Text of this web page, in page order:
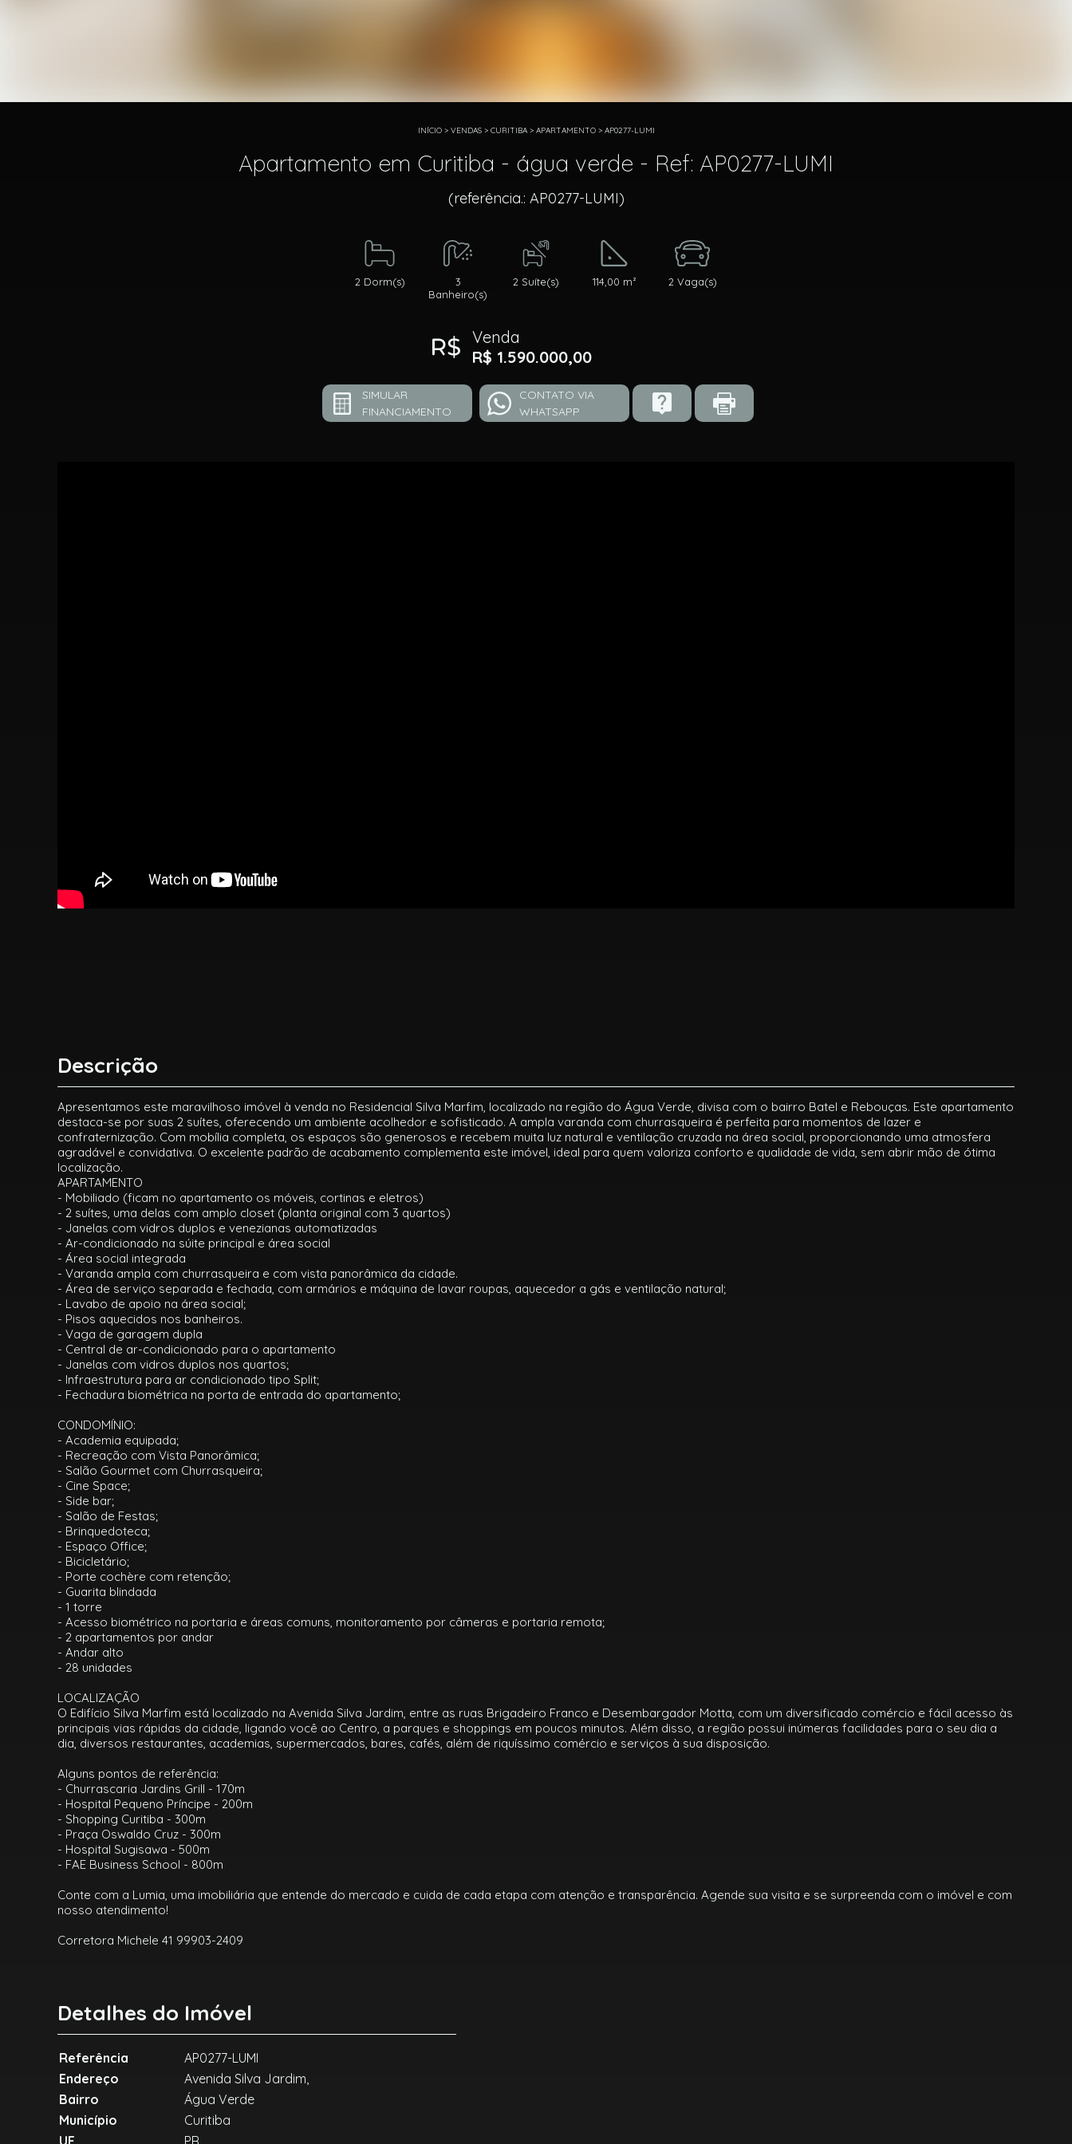
INÍCIO> VENDAS> CURITIBA> APARTAMENTO> AP0277-LUMI
Apartamento em Curitiba - água verde - Ref: AP0277-LUMI
(referência.: AP0277-LUMI)
2 Dorm(s)
3
Banheiro(s)
2 Suíte(s) 114,00 m² 2 Vaga(s)
Venda
R$ 1.590.000,00
SIMULAR
FINANCIAMENTO
CONTATO VIA
WHATSAPP
Descrição
Apresentamos este maravilhoso imóvel à venda no Residencial Silva Marfim, localizado na região do Água Verde, divisa com o bairro Batel e Rebouças. Este apartamento
destaca-se por suas 2 suítes, oferecendo um ambiente acolhedor e sofisticado. A ampla varanda com churrasqueira é perfeita para momentos de lazer e
confraternização. Com mobília completa, os espaços são generosos e recebem muita luz natural e ventilação cruzada na área social, proporcionando uma atmosfera
agradável e convidativa. O excelente padrão de acabamento complementa este imóvel, ideal para quem valoriza conforto e qualidade de vida, sem abrir mão de ótima
localização.
APARTAMENTO
- Mobiliado (ficam no apartamento os móveis, cortinas e eletros)
- 2 suítes, uma delas com amplo closet (planta original com 3 quartos)
- Janelas com vidros duplos e venezianas automatizadas
- Ar-condicionado na súite principal e área social
- Área social integrada
- Varanda ampla com churrasqueira e com vista panorâmica da cidade.
- Área de serviço separada e fechada, com armários e máquina de lavar roupas, aquecedor a gás e ventilação natural;
- Lavabo de apoio na área social;
- Pisos aquecidos nos banheiros.
- Vaga de garagem dupla
- Central de ar-condicionado para o apartamento
- Janelas com vidros duplos nos quartos;
- Infraestrutura para ar condicionado tipo Split;
- Fechadura biométrica na porta de entrada do apartamento;
CONDOMÍNIO:
- Academia equipada;
- Recreação com Vista Panorâmica;
- Salão Gourmet com Churrasqueira;
- Cine Space;
- Side bar;
- Salão de Festas;
- Brinquedoteca;
- Espaço Office;
- Bicicletário;
- Porte cochère com retenção;
- Guarita blindada
- 1 torre
- Acesso biométrico na portaria e áreas comuns, monitoramento por câmeras e portaria remota;
- 2 apartamentos por andar
- Andar alto
- 28 unidades
LOCALIZAÇÃO
O Edifício Silva Marfim está localizado na Avenida Silva Jardim, entre as ruas Brigadeiro Franco e Desembargador Motta, com um diversificado comércio e fácil acesso às
principais vias rápidas da cidade, ligando você ao Centro, a parques e shoppings em poucos minutos. Além disso, a região possui inúmeras facilidades para o seu dia a
dia, diversos restaurantes, academias, supermercados, bares, cafés, além de riquíssimo comércio e serviços à sua disposição.
Alguns pontos de referência:
- Churrascaria Jardins Grill - 170m
- Hospital Pequeno Príncipe - 200m
- Shopping Curitiba - 300m
- Praça Oswaldo Cruz - 300m
- Hospital Sugisawa - 500m
- FAE Business School - 800m
Conte com a Lumia, uma imobiliária que entende do mercado e cuida de cada etapa com atenção e transparência. Agende sua visita e se surpreenda com o imóvel e com
nosso atendimento!
Corretora Michele 41 99903-2409
Detalhes do Imóvel
Referência
AP0277-LUMI
Endereço
Avenida Silva Jardim,
Bairro
Água Verde
Município
Curitiba
UF
PR